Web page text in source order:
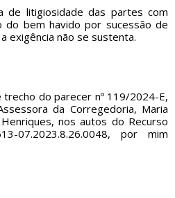
de litigiosidade das partes com
do bem havido por sucessão de
exigência não se sustenta.
do parecer nº 119/2024-E,
da Corregedoria, Maria
nos autos do Recurso
07.2023.8.26.0048, por mim